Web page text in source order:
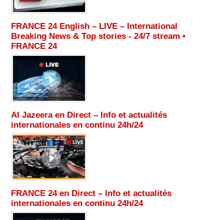
FRANCE 24 English – LIVE – International
Breaking News & Top stories - 24/7 stream •
FRANCE 24
Al Jazeera en Direct – Info et actualités
internationales en continu 24h/24
FRANCE 24 en Direct – Info et actualités
internationales en continu 24h/24